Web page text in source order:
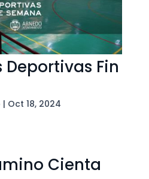
Fin
| Oct 18, 2024
Cienta